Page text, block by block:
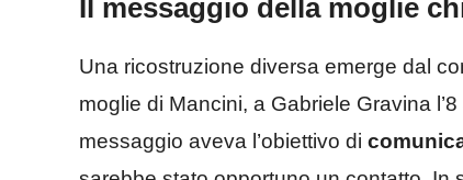
Il messaggio della moglie
Una ricostruzione diversa emerge dal
moglie di Mancini, a Gabriele Gravina
messaggio aveva l’obiettivo di